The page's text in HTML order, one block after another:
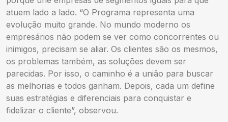
atuem lado a lado. “O Programa representa uma
evolução muito grande. No mundo moderno os
empresários não podem se ver como concorrentes ou
inimigos, precisam se aliar. Os clientes são os mesmos,
os problemas também, as soluções devem ser
parecidas. Por isso, o caminho é a união para buscar
as melhorias e todos ganham. Depois, cada um define
suas estratégias e diferenciais para conquistar e
fidelizar o cliente”, observou.